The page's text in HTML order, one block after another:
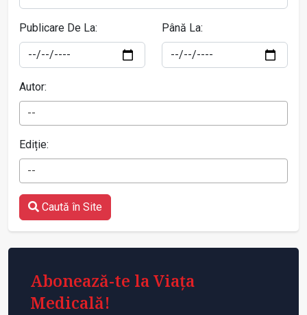
Publicare De La: Până La:
Autor:
--
Ediție:
--
Caută în Site
Abonează-te la Viața
Medicală!